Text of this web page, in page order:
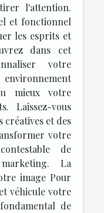
l'attention.
et fonctionnel
les esprits et
dans cet
votre
mieux votre
Laissez-vous
créatives et des
votre
de
La
image Pour
véhicule votre
de